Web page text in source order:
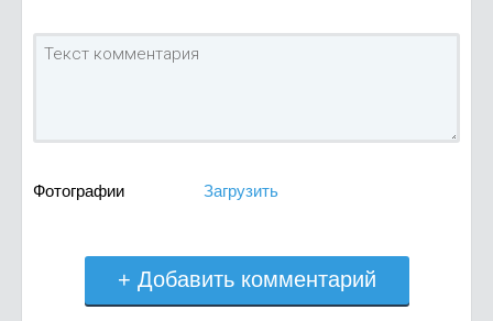
Фотографии Загрузить
+ Добавить комментарий